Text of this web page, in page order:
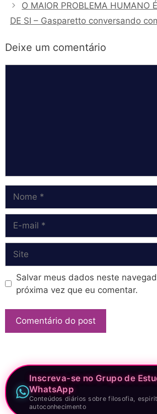
O MAIOR PROBLEMA HUMANO
DE SI – Gasparetto conversando
Deixe um comentário
mail
Salvar meus dados neste
próxima vez que eu comentar.
Inscreva-se no Grupo de
WhatsApp
Conteúdos diários sobre filosofia,
autoconhecimento